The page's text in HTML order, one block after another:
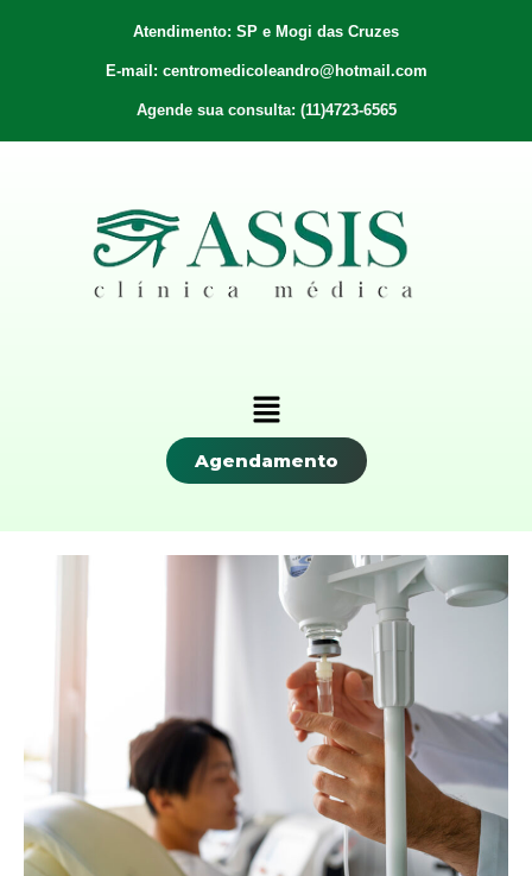
Atendimento: SP e Mogi das Cruzes
E-mail: centromedicoleandro@hotmail.com
Agende sua consulta: (11)4723-6565
Agendamento